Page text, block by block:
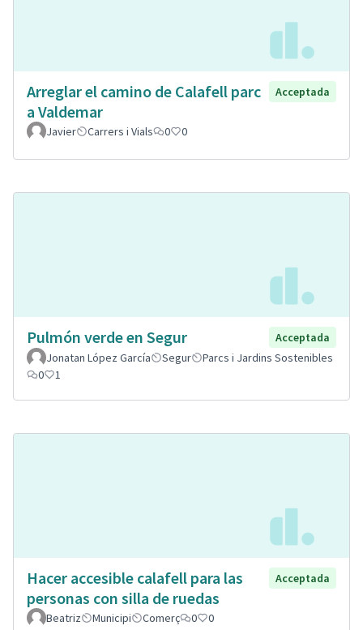
Arreglar el camino de Calafell parc
a Valdemar
Acceptada
Javier Carrers i Vials 0 0
Pulmón verde en Segur
Acceptada
Jonatan López García
Segur
Parcs i Jardins Sostenibles
0
1
Hacer accesible calafell para las
personas con silla de ruedas
Acceptada
Beatriz Municipi Comerç 0 0